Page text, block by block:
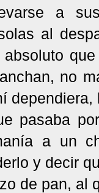
a
al
no
pasaba
a un
y decir
de pan, al